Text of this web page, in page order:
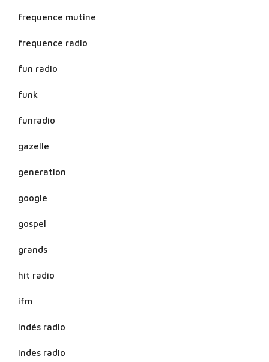
frequence mutine
frequence radio
fun radio
funk
funradio
gazelle
generation
google
gospel
grands
hit radio
ifm
indés radio
indes radio